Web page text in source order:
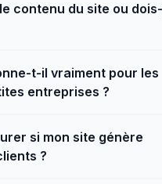
contenu du site ou
t-il vraiment pour les
entreprises ?
si mon site génère
?